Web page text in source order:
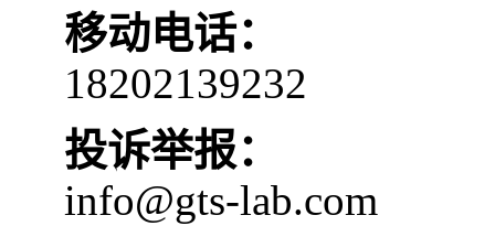
移动电话：
18202139232
投诉举报：
info@gts-lab.com